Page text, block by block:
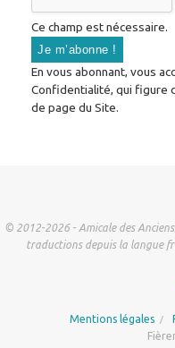
Ce champ est nécessaire.
En vous abonnant, vous
Confidentialité, qui figure
de page du Site.
© 2012-2026 - Amicale des
traductions depuis la langue
Mentions légales